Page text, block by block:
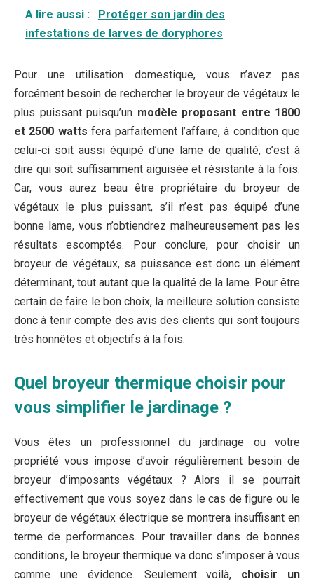
A lire aussi :
Protéger son jardin des
infestations de larves de doryphores
Pour une utilisation domestique, vous n’avez pas
forcément besoin de rechercher le broyeur de végétaux le
plus puissant puisqu’un modèle proposant entre 1800
et 2500 watts fera parfaitement l’affaire, à condition que
celui-ci soit aussi équipé d’une lame de qualité, c’est à
dire qui soit suffisamment aiguisée et résistante à la fois.
Car, vous aurez beau être propriétaire du broyeur de
végétaux le plus puissant, s’il n’est pas équipé d’une
bonne lame, vous n’obtiendrez malheureusement pas les
résultats escomptés. Pour conclure, pour choisir un
broyeur de végétaux, sa puissance est donc un élément
déterminant, tout autant que la qualité de la lame. Pour être
certain de faire le bon choix, la meilleure solution consiste
donc à tenir compte des avis des clients qui sont toujours
très honnêtes et objectifs à la fois.
Quel broyeur thermique choisir pour
vous simplifier le jardinage ?
Vous êtes un professionnel du jardinage ou votre
propriété vous impose d’avoir régulièrement besoin de
broyeur d’imposants végétaux ? Alors il se pourrait
effectivement que vous soyez dans le cas de figure ou le
broyeur de végétaux électrique se montrera insuffisant en
terme de performances. Pour travailler dans de bonnes
conditions, le broyeur thermique va donc s’imposer à vous
comme une évidence. Seulement voilà, choisir un